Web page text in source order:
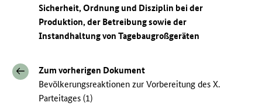
Sicherheit, Ordnung und Disziplin bei der
Produktion, der Betreibung sowie der
Instandhaltung von Tagebaugroßgeräten
Zum vorherigen Dokument
Bevölkerungsreaktionen zur Vorbereitung des X.
Parteitages (1)